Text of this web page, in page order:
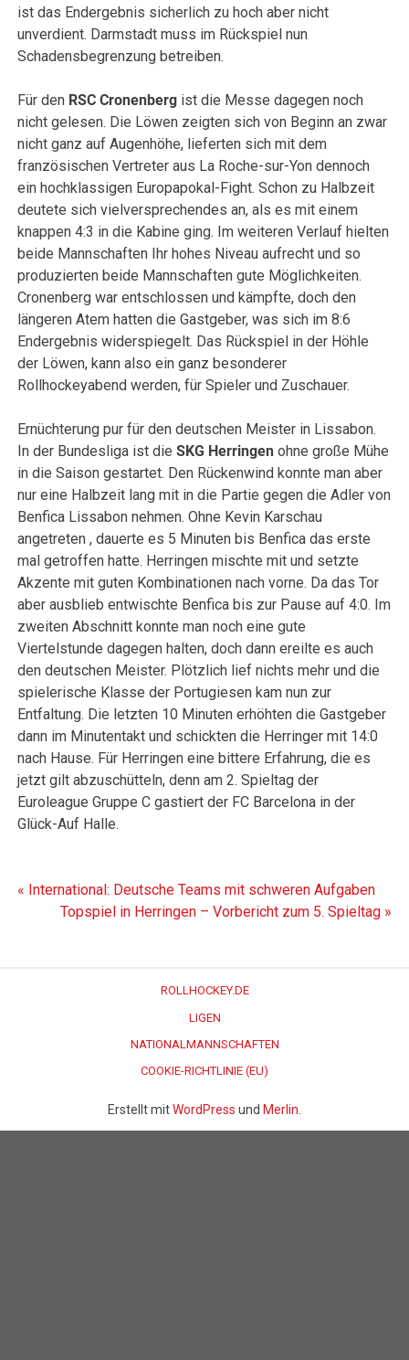
ist das Endergebnis sicherlich zu hoch aber nicht
unverdient. Darmstadt muss im Rückspiel nun
Schadensbegrenzung betreiben.
Für den RSC Cronenberg ist die Messe dagegen noch
nicht gelesen. Die Löwen zeigten sich von Beginn an zwar
nicht ganz auf Augenhöhe, lieferten sich mit dem
französischen Vertreter aus La Roche-sur-Yon dennoch
ein hochklassigen Europapokal-Fight. Schon zu Halbzeit
deutete sich vielversprechendes an, als es mit einem
knappen 4:3 in die Kabine ging. Im weiteren Verlauf hielten
beide Mannschaften Ihr hohes Niveau aufrecht und so
produzierten beide Mannschaften gute Möglichkeiten.
Cronenberg war entschlossen und kämpfte, doch den
längeren Atem hatten die Gastgeber, was sich im 8:6
Endergebnis widerspiegelt. Das Rückspiel in der Höhle
der Löwen, kann also ein ganz besonderer
Rollhockeyabend werden, für Spieler und Zuschauer.
Ernüchterung pur für den deutschen Meister in Lissabon.
In der Bundesliga ist dieSKG Herringen ohne große Mühe
in die Saison gestartet. Den Rückenwind konnte man aber
nur eine Halbzeit lang mit in die Partie gegen die Adler von
Benfica Lissabon nehmen. Ohne Kevin Karschau
angetreten , dauerte es 5 Minuten bis Benfica das erste
mal getroffen hatte. Herringen mischte mit und setzte
Akzente mit guten Kombinationen nach vorne. Da das Tor
aber ausblieb entwischte Benfica bis zur Pause auf 4:0. Im
zweiten Abschnitt konnte man noch eine gute
Viertelstunde dagegen halten, doch dann ereilte es auch
den deutschen Meister. Plötzlich lief nichts mehr und die
spielerische Klasse der Portugiesen kam nun zur
Entfaltung. Die letzten 10 Minuten erhöhten die Gastgeber
dann im Minutentakt und schickten die Herringer mit 14:0
nach Hause. Für Herringen eine bittere Erfahrung, die es
jetzt gilt abzuschütteln, denn am 2. Spieltag der
Euroleague Gruppe C gastiert der FC Barcelona in der
Glück-Auf Halle.
Beitragsnavigation
« International: Deutsche Teams mit schweren Aufgaben
Topspiel in Herringen – Vorbericht zum 5. Spieltag »
ROLLHOCKEY.DE
LIGEN
NATIONALMANNSCHAFTEN
COOKIE-RICHTLINIE (EU)
Erstellt mitWordPress und Merlin